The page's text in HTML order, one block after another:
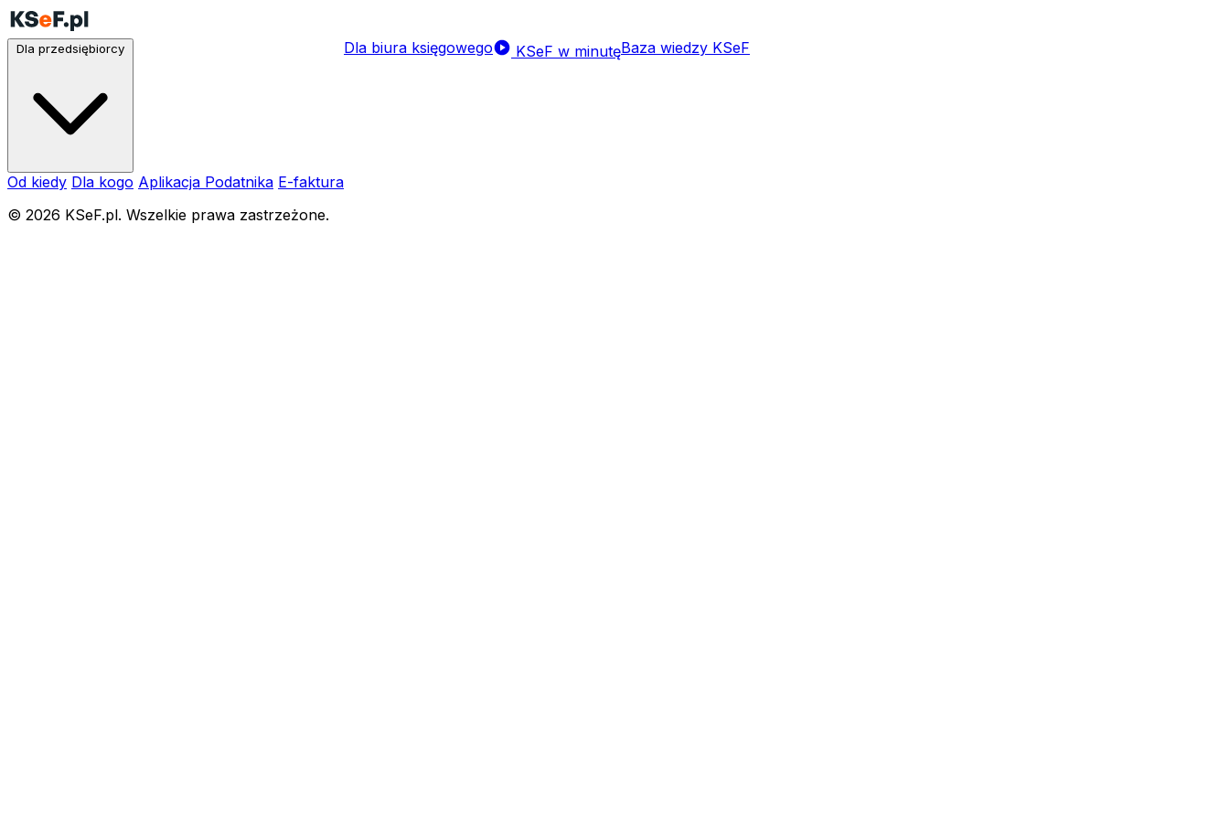
Dla przedsiębiorcy
Od kiedy Dla kogo Aplikacja Podatnika E-faktura
Dla biura księgowego KSeF w minutęBaza wiedzy KSeF
© 2026 KSeF.pl. Wszelkie prawa zastrzeżone.